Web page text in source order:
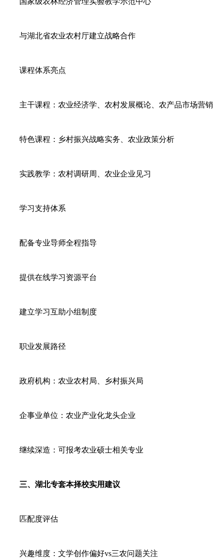
与湖北省农业农村厅建立战略合作
课程体系亮点
主干课程：农业经济学、农村发展概论、农产品市场营销
特色课程：乡村振兴战略实务、农业政策分析
实践教学：农村调研周、农业企业见习
学习支持体系
配备专业导师全程指导
提供在线学习资源平台
建立学习互助小组制度
职业发展路径
政府机构：农业农村局、乡村振兴局
企事业单位：农业产业化龙头企业
继续深造：可报考农业硕士相关专业
三、湖北专套本择校实用建议
匹配度评估
兴趣维度：文学创作偏好vs三农问题关注